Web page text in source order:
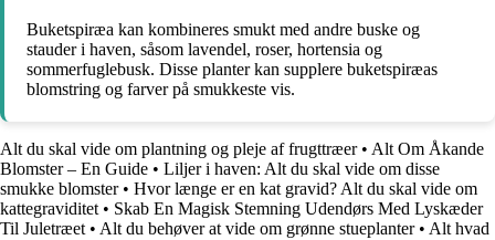
Buketspiræa kan kombineres smukt med andre buske og
stauder i haven, såsom lavendel, roser, hortensia og
sommerfuglebusk. Disse planter kan supplere buketspiræas
blomstring og farver på smukkeste vis.
Alt du skal vide om plantning og pleje af frugttræer• Alt Om Åkande
Blomster – En Guide • Liljer i haven: Alt du skal vide om disse
smukke blomster• Hvor længe er en kat gravid? Alt du skal vide om
kattegraviditet • Skab En Magisk Stemning Udendørs Med Lyskæder
Til Juletræet • Alt du behøver at vide om grønne stueplanter• Alt hvad